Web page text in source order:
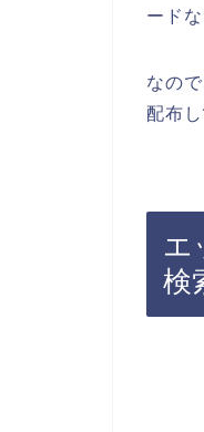
ード
なの
配布
エ
検